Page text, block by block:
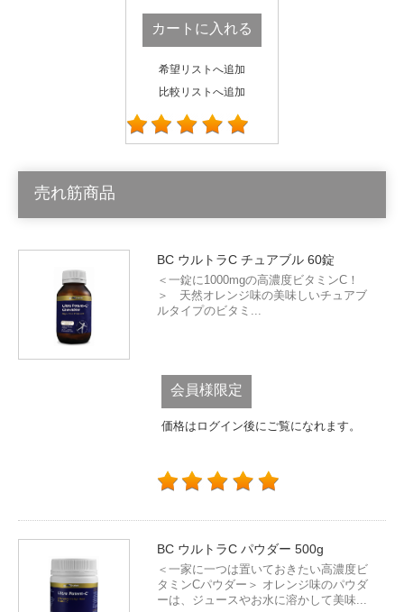
カートに入れる
希望リストへ追加
比較リストへ追加
売れ筋商品
BC ウルトラC チュアブル 60錠
＜一錠に1000mgの高濃度ビタミンC！
＞ 天然オレンジ味の美味しいチュアブ
ルタイプのビタミ...
会員様限定
価格はログイン後にご覧になれます。
BC ウルトラC パウダー 500g
＜一家に一つは置いておきたい高濃度ビ
タミンCパウダー＞ オレンジ味のパウダ
ーは、ジュースやお水に溶かして美味...